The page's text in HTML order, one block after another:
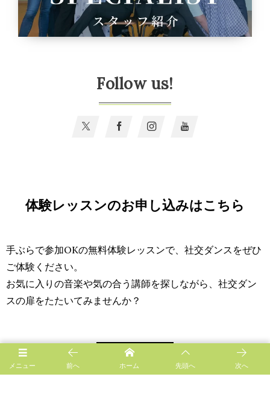
Follow us!
体験レッスンのお申し込みはこちら
手ぶらで参加OKの無料体験レッスンで、社交ダンスをぜひ
ご体験ください。
お気に入りの音楽や気の合う講師を探しながら、社交ダン
スの扉をたたいてみませんか？
CONTACT
メニュー 前へ ホーム 先頭へ 次へ